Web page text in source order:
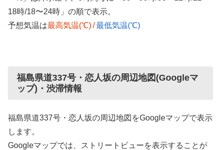
18時/18〜24時」の順で表示。
予想気温は最高気温(℃)/最低気温(℃)
福島県道337号・恋人坂の周辺地図(Googleマ
ップ)・渋滞情報
福島県道337号・恋人坂の周辺地図をGoogleマップで表示
します。
Googleマップでは、ストリートビューを表示することが